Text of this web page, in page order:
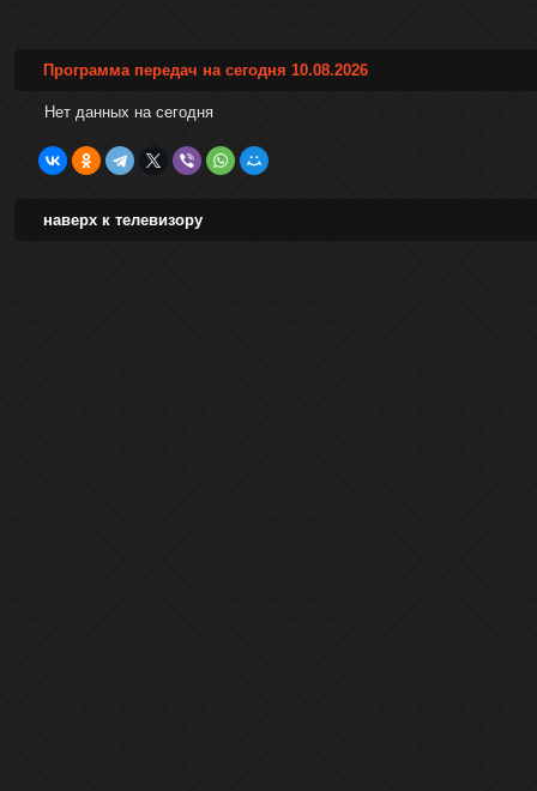
Программа передач на сегодня 10.08.2026
Нет данных на сегодня
наверх к телевизору